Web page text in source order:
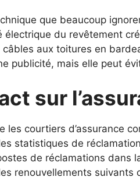
que beaucoup
électrique du revêtement
câbles aux toitures en
publicité, mais elle peut
sur
les courtiers d’assurance
statistiques de
de réclamations dans
renouvellements suivants